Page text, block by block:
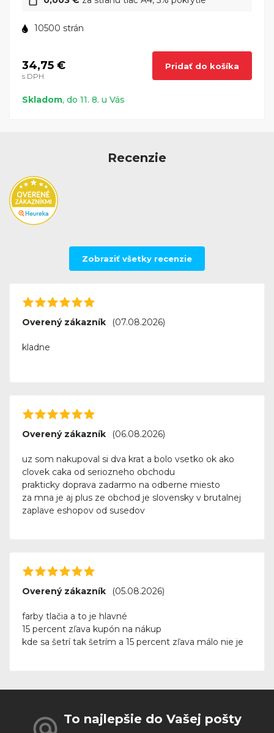
10500 strán
34,75 €
s DPH
Pridať do košíka
Skladom, do 11. 8. u Vás
Recenzie
Zobraziť všetky recenzie
Overený zákazník (07.08.2026)
kladne
Overený zákazník (06.08.2026)
uz som nakupoval si dva krat a bolo vsetko ok ako
clovek caka od seriozneho obchodu
prakticky doprava zadarmo na odberne miesto
za mna je aj plus ze obchod je slovensky v brutalnej
zaplave eshopov od susedov
Overený zákazník (05.08.2026)
farby tlačia a to je hlavné
15 percent zľava kupón na nákup
kde sa šetrí tak šetrím a 15 percent zľava málo nie je
To najlepšie do Vašej pošty